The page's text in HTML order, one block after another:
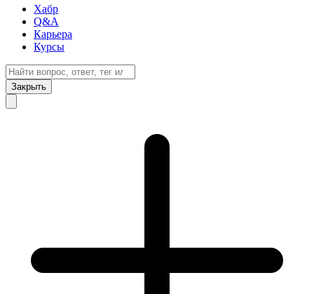
Хабр
Q&A
Карьера
Курсы
Закрыть